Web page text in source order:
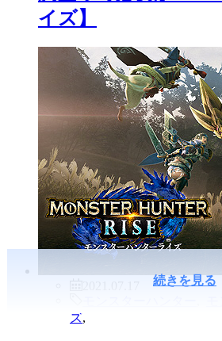
続きを見る
【MHRise】神おま出
ましかろう
イズ】